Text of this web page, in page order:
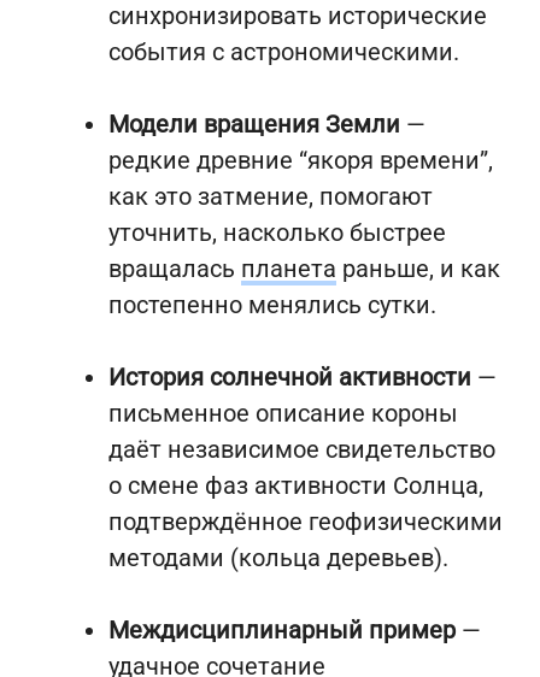
синхронизировать исторические
события с астрономическими.
Модели вращения Земли —
редкие древние “якоря времени”,
как это затмение, помогают
уточнить, насколько быстрее
вращалась планета раньше, и как
постепенно менялись сутки.
История солнечной активности —
письменное описание короны
даёт независимое свидетельство
о смене фаз активности Солнца,
подтверждённое геофизическими
методами (кольца деревьев).
Междисциплинарный пример —
удачное сочетание